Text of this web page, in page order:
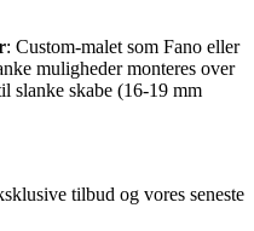
: Custom-malet som Fano eller
muligheder monteres over
slanke skabe (16-19 mm
tilbud og vores seneste